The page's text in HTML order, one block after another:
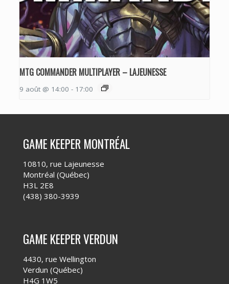
MTG COMMANDER MULTIPLAYER – LAJEUNESSE
9 août @ 14:00 - 17:00
GAME KEEPER MONTRÉAL
10810, rue Lajeunesse
Montréal (Québec)
H3L 2E8
(438) 380-3939
GAME KEEPER VERDUN
4430, rue Wellington
Verdun (Québec)
H4G 1W5